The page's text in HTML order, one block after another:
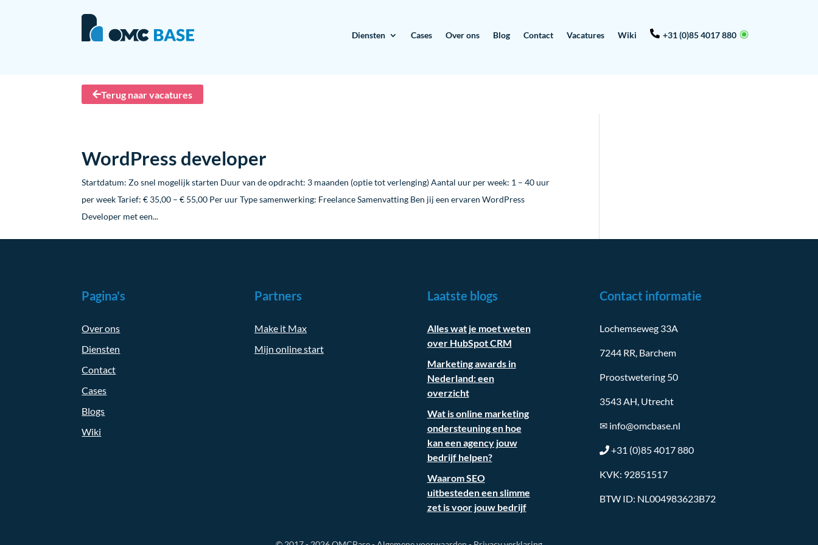
Diensten Cases Over ons Blog Contact Vacatures Wiki +31 (0)85 4017 880
Terug naar vacatures
WordPress developer
Startdatum: Zo snel mogelijk starten Duur van de opdracht: 3 maanden (optie tot verlenging) Aantal uur per week: 1 – 40 uur
per week Tarief: € 35,00 – € 55,00 Per uur Type samenwerking: Freelance Samenvatting Ben jij een ervaren WordPress
Developer met een...
Pagina's
Over ons
Diensten
Contact
Cases
Blogs
Wiki
Partners
Make it Max
Mijn online start
Laatste blogs
Alles wat je moet weten
over HubSpot CRM
Marketing awards in
Nederland: een
overzicht
Wat is online marketing
ondersteuning en hoe
kan een agency jouw
bedrijf helpen?
Waarom SEO
uitbesteden een slimme
zet is voor jouw bedrijf
Contact informatie
Lochemseweg 33A
7244 RR, Barchem
Proostwetering 50
3543 AH, Utrecht
✉ info@omcbase.nl
+31 (0)85 4017 880
KVK: 92851517
BTW ID: NL004983623B72